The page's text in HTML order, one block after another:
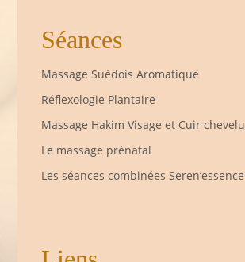
Séances
Massage Suédois Aromatique
Réflexologie Plantaire
Massage Hakim Visage et Cuir chevelu
Le massage prénatal
Les séances combinées Seren’essence